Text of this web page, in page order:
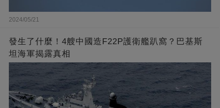
2024/05/21
發生了什麼！4艘中國造F22P護衛艦趴窩？巴基斯
坦海軍揭露真相